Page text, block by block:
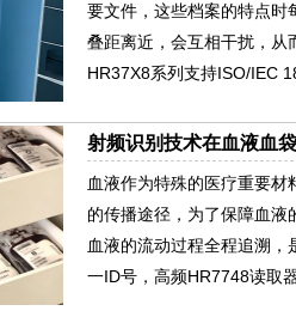
要文件，这些档案的特点时
叠距离近，会互相干扰，从
HR37X8系列支持ISO/IEC
射频识别技术在血液血
血液作为特殊的医疗重要
的传播途径，为了保障血
血液的流动过程全程追溯
一ID号，高频HR7748读取